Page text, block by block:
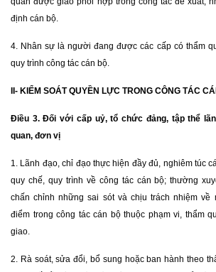
định cán bộ.
4. Nhân sự là người đang được các cấp có thẩm
quy trình công tác cán bộ.
II- KIỂM SOÁT QUYỀN LỰC TRONG CÔNG TÁC
Điều 3. Đối với cấp uỷ, tổ chức đảng, tập thể
quan, đơn vị
1. Lãnh đạo, chỉ đạo thực hiện đầy đủ, nghiêm túc
quy chế, quy trình về công tác cán bộ; thường
chấn chỉnh những sai sót và chịu trách nhiệm về
điểm trong công tác cán bộ thuộc phạm vi, thẩm
giao.
2. Rà soát, sửa đổi, bổ sung hoặc ban hành theo